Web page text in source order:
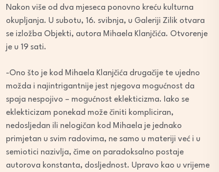
Nakon više od dva mjeseca ponovno kreću kulturna
okupljanja. U subotu, 16. svibnja, u Galeriji Zilik otvara
se izložba Objekti, autora Mihaela Klanjčića. Otvorenje
je u 19 sati.
-Ono što je kod Mihaela Klanjčića drugačije te ujedno
možda i najintrigantnije jest njegova mogućnost da
spaja nespojivo – mogućnost eklekticizma. Iako se
eklekticizam ponekad može činiti kompliciran,
nedosljedan ili nelogičan kod Mihaela je jednako
primjetan u svim radovima, ne samo u materiji već i u
semiotici nazivlja, čime on paradoksalno postaje
autorova konstanta, dosljednost. Upravo kao u vrijeme